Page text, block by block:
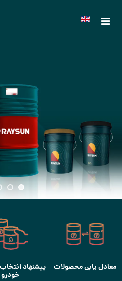
معادل یابی محصولات پیشنهاد
خودرو